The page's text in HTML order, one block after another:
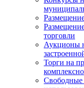
торговли
Аукционы
Торги на
Свободные